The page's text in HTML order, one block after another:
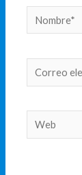
Nombre*
Correo
electrónico*
Web